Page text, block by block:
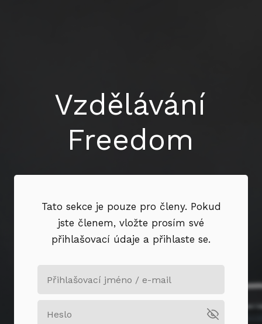
Vzdělávání
Freedom
Tato sekce je pouze pro členy. Pokud
jste členem, vložte prosím své
přihlašovací údaje a přihlaste se.